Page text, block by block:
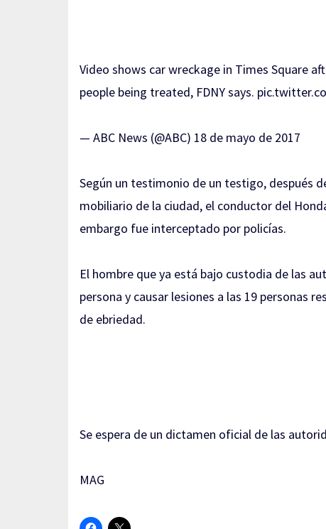
Video shows car wreckage in Times Square
people being treated, FDNY says.
— ABC News (@ABC) 18 de mayo de 2017
Según un testimonio de un testigo, después
mobiliario de la ciudad, el conductor del
embargo fue interceptado por policías.
El hombre que ya está bajo custodia de las
persona y causar lesiones a las 19 personas
de ebriedad.
Se espera de un dictamen oficial de las
MAG